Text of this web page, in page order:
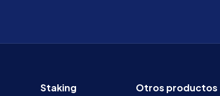
Staking Otros productos